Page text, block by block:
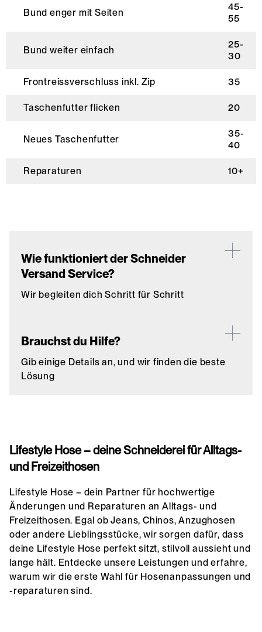
Bund enger mit Seiten
45-
55
Bund weiter einfach
25-
30
Frontreissverschluss inkl. Zip 35
Taschenfutter flicken 20
Neues Taschenfutter
35-
40
Reparaturen 10+
Wie funktioniert der Schneider
Versand Service?
Wir begleiten dich Schritt für Schritt
Brauchst du Hilfe?
Gib einige Details an, und wir finden die beste
Lösung
Lifestyle Hose – deine Schneiderei für Alltags-
und Freizeithosen
Lifestyle Hose – dein Partner für hochwertige
Änderungen und Reparaturen an Alltags- und
Freizeithosen. Egal ob Jeans, Chinos, Anzughosen
oder andere Lieblingsstücke, wir sorgen dafür, dass
deine Lifestyle Hose perfekt sitzt, stilvoll aussieht und
lange hält. Entdecke unsere Leistungen und erfahre,
warum wir die erste Wahl für Hosenanpassungen und
-reparaturen sind.